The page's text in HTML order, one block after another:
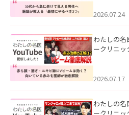
た。
2026.07.24
わたしの名
ークリニッ
した。
2026.07.17
わたしの名